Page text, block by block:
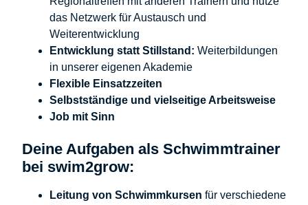
das Netzwerk für Austausch und
Weiterentwicklung
Entwicklung statt Stillstand: Weiterbildungen
in unserer eigenen Akademie
Flexible Einsatzzeiten
Selbstständige und vielseitige Arbeitsweise
Job mit Sinn
Deine Aufgaben als Schwimmtrainer
bei swim2grow:
Leitung von Schwimmkursen für verschiedene